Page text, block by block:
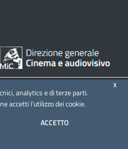
Cinema e audiovisivo
X
analytics e di terze parti.
accetti l’utilizzo dei cookie.
ACCETTO